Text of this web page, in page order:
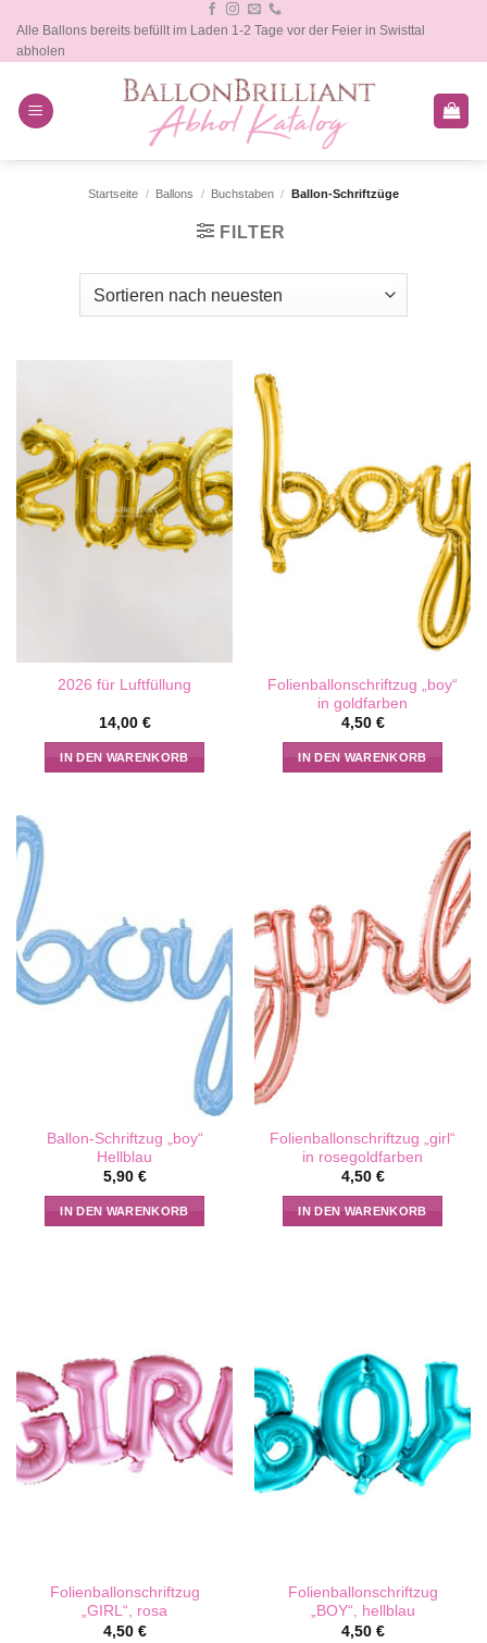
Inhalt
springen
Alle Ballons bereits befüllt im Laden 1-2 Tage vor der Feier in Swisttal
abholen
Startseite / Ballons / Buchstaben / Ballon-Schriftzüge
FILTER
2026 für Luftfüllung
14,00 €
IN DEN WARENKORB
Folienballonschriftzug „boy“
in goldfarben
4,50 €
IN DEN WARENKORB
Ballon-Schriftzug „boy“
Hellblau
5,90 €
IN DEN WARENKORB
Folienballonschriftzug „girl“
in rosegoldfarben
4,50 €
IN DEN WARENKORB
Folienballonschriftzug
„GIRL“, rosa
4,50 €
Folienballonschriftzug
„BOY“, hellblau
4,50 €